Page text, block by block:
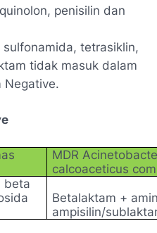
penisilin dan
tetrasiklin,
tidak masuk dalam
Negative.
MDR
calcoaceticus
beta
Betalaktam +
ampisilin/